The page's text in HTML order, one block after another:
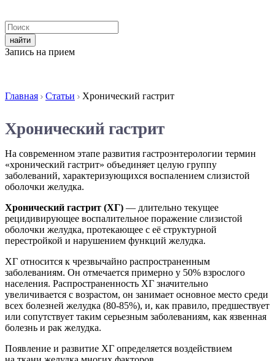
Запись на прием
Главная Статьи Хронический гастрит
Хронический гастрит
На современном этапе развития гастроэнтерологии термин
«хронический гастрит» объединяет целую группу
заболеваний, характеризующихся воспалением слизистой
оболочки желудка.
Хронический гастрит (ХГ) — длительно текущее
рецидивирующее воспалительное поражение слизистой
оболочки желудка, протекающее с её структурной
перестройкой и нарушением функций желудка.
ХГ относится к чрезвычайно распространенным
заболеваниям. Он отмечается примерно у 50% взрослого
населения. Распространенность ХГ значительно
увеличивается с возрастом, он занимает основное место среди
всех болезней желудка (80-85%), и, как правило, предшествует
или сопутствует таким серьезным заболеваниям, как язвенная
болезнь и рак желудка.
Появление и развитие ХГ определяется воздействием